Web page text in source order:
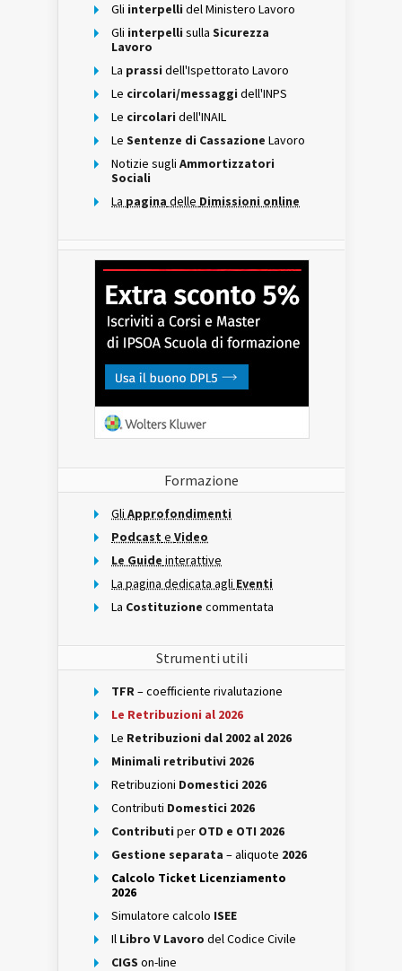
Gli interpelli del Ministero Lavoro
Gli interpelli sulla Sicurezza
Lavoro
La prassi dell'Ispettorato Lavoro
Le circolari/messaggi dell'INPS
Le circolari dell'INAIL
Le Sentenze di Cassazione Lavoro
Notizie sugli Ammortizzatori
Sociali
La pagina delle Dimissioni online
Formazione
Gli Approfondimenti
Podcast e Video
Le Guide interattive
La pagina dedicata agli Eventi
La Costituzione commentata
Strumenti utili
TFR– coefficiente rivalutazione
Le Retribuzioni al 2026
Le Retribuzioni dal 2002 al 2026
Minimali retributivi 2026
Retribuzioni Domestici 2026
Contributi Domestici 2026
Contributi per OTD e OTI 2026
Gestione separata – aliquote 2026
Calcolo Ticket Licenziamento
2026
Simulatore calcolo ISEE
Il Libro V Lavoro del Codice Civile
CIGS on-line